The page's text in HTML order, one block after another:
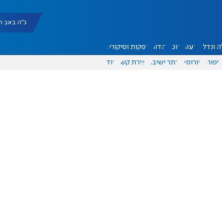
כ"ה באב תשפ"ו
ונדל"ן דעות אוכל יהדות הפקות וסיקורים
ספורט פורומים אתר ישיבה יצירת קשר עוד